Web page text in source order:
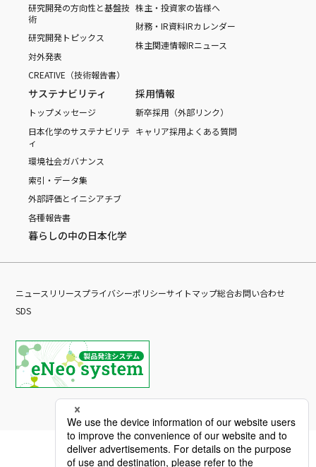
研究開発の方向性と基盤技
術
研究開発トピックス
対外発表
CREATIVE（技術報告書）
株主・投資家の皆様へ
財務・IR資料IRカレンダー
株主関連情報IRニュース
サステナビリティ
トップメッセージ
日本化学のサステナビリテ
ィ
環境社会ガバナンス
索引・データ集
外部評価とイニシアチブ
各種報告書
採用情報
新卒採用（外部リンク）
キャリア採用よくある質問
暮らしの中の日本化学
ニュースリリースプライバシーポリシーサイトマップ総合お問い合わせ
SDS